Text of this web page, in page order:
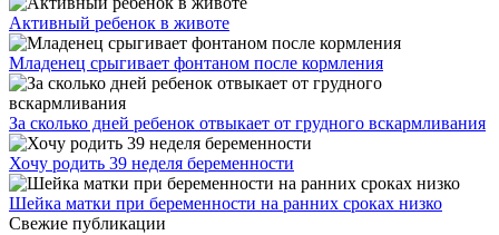
Активный ребенок в животе
Младенец срыгивает фонтаном после кормления
За сколько дней ребенок отвыкает от грудного вскармливания
Хочу родить 39 неделя беременности
Шейка матки при беременности на ранних сроках низко
Свежие публикации